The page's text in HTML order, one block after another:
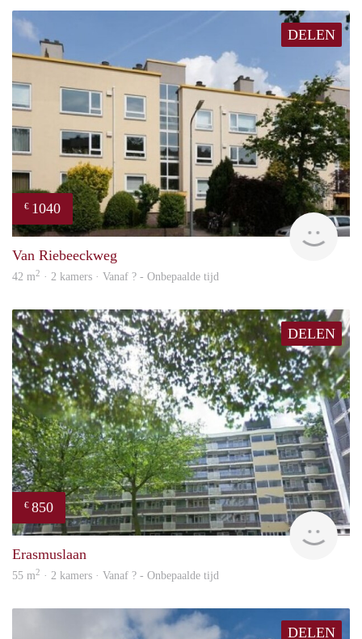
DELEN
€ 1040
rent
Van Riebeeckweg
42 m2 · 2 kamers · Vanaf ? - Onbepaalde tijd
DELEN
€ 850
rent
Erasmuslaan
55 m2 · 2 kamers · Vanaf ? - Onbepaalde tijd
DELEN